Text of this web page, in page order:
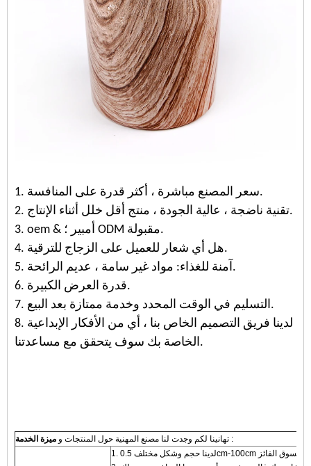
1. سعر المصنع مباشرة ، أكثر قدرة على المنافسة.
2. تقنية ناضجة ، عالية الجودة ، منتج أقل خلل أثناء الإنتاج.
3. oem & أمبير ؛ ODM مقبولة.
4. هل أي شعار للعميل على الزجاج للترقية.
5. آمنة للغذاء: مواد غير سامة ، عديم الرائحة.
6. قدرة العرض الكبيرة.
7. التسليم في الوقت المحدد وخدمة ممتازة بعد البيع.
8. لدينا فريق التصميم الخاص بنا ، أي من الأفكار الإبداعية
الخاصة بك سوف يتحقق مع مساعدتنا.
تهانينا لكم وجدت لنا مصنع المهنية حول المنتجات و ميزة الخدمة :